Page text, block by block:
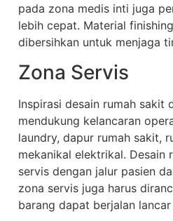
pada zona medis inti juga
lebih cepat. Material
dibersihkan untuk menjaga
Zona Servis
Inspirasi desain rumah sakit
mendukung kelancaran
laundry, dapur rumah sakit,
mekanikal elektrikal. Desain
servis dengan jalur pasien
zona servis juga harus
barang dapat berjalan